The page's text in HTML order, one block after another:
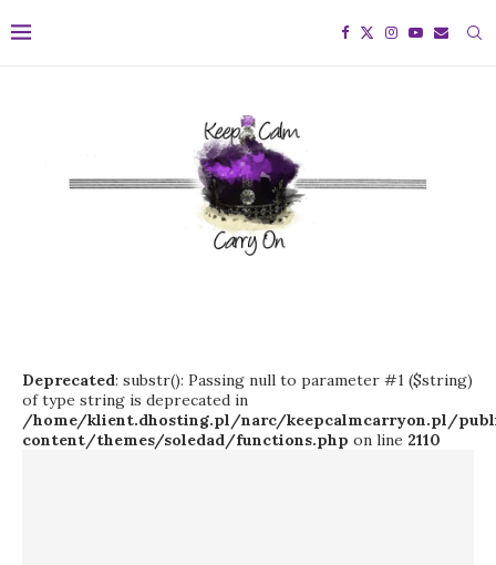
Deprecated: substr(): Passing null to parameter #1 ($string)
of type string is deprecated in
/home/klient.dhosting.pl/narc/keepcalmcarryon.pl/
content/themes/soledad/functions.php on line 2110